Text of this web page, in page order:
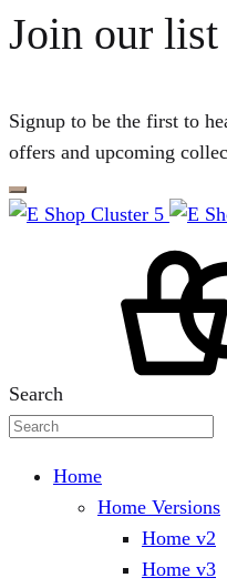
Join our list
Signup to be the first to
offers and upcoming
Search
Home
Home Versions
Home v2
Home v3